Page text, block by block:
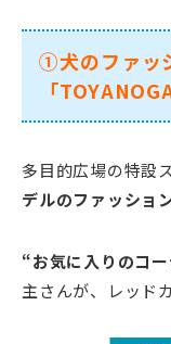
①犬のファッ
「
多目的広場の特設
デルのファッショ
“お気に入りのコ
主さんが、レッド